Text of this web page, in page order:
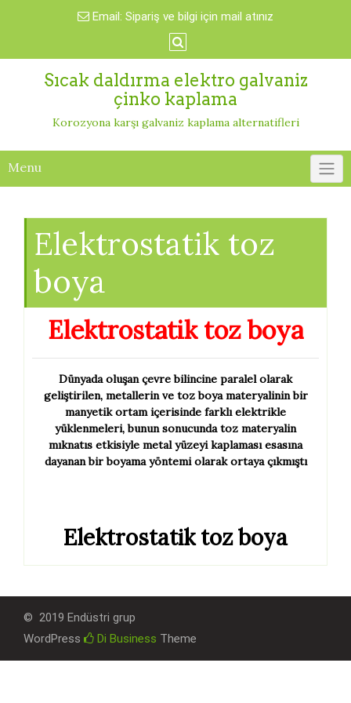
Email: Sipariş ve bilgi için mail atınız
Sıcak daldırma elektro galvaniz
çinko kaplama
Korozyona karşı galvaniz kaplama alternatifleri
Menu
Elektrostatik toz
boya
Elektrostatik toz boya
Dünyada oluşan çevre bilincine paralel olarak
geliştirilen, metallerin ve toz boya materyalinin bir
manyetik ortam içerisinde farklı elektrikle
yüklenmeleri, bunun sonucunda toz materyalin
mıknatıs etkisiyle metal yüzeyi kaplaması esasına
dayanan bir boyama yöntemi olarak ortaya çıkmıştı
Elektrostatik toz boya
© 2019 Endüstri grup
WordPress
Di Business Theme